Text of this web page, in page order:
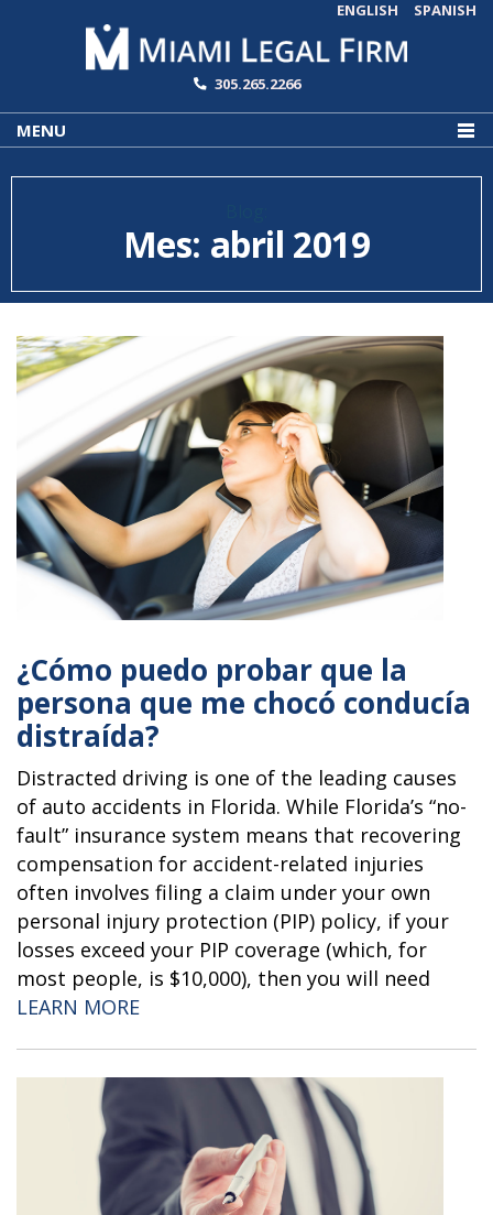
ENGLISH SPANISH
MENU
305.265.2266
Mes: abril 2019
¿Cómo puedo probar que la
persona que me chocó conducía
distraída?
Distracted driving is one of the leading causes
of auto accidents in Florida. While Florida’s “no-
fault” insurance system means that recovering
compensation for accident-related injuries
often involves filing a claim under your own
personal injury protection (PIP) policy, if your
losses exceed your PIP coverage (which, for
most people, is $10,000), then you will need
LEARN MORE“HOW CAN I PROVE THAT THE